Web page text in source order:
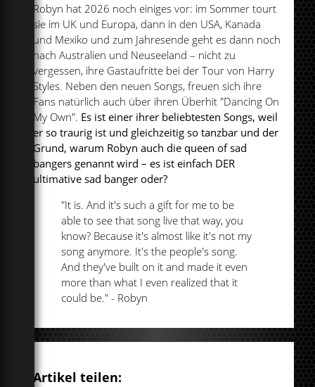
Robyn hat 2026 noch einiges vor: im Sommer tourt
sie im UK und Europa, dann in den USA, Kanada
und Mexiko und zum Jahresende geht es dann noch
nach Australien und Neuseeland – nicht zu
vergessen, ihre Gastaufritte bei der Tour von Harry
Styles. Neben den neuen Songs, freuen sich ihre
Fans natürlich auch über ihren Überhit "Dancing On
My Own". Es ist einer ihrer beliebtesten Songs, weil
er so traurig ist und gleichzeitig so tanzbar und der
Grund, warum Robyn auch die queen of sad
bangers genannt wird – es ist einfach DER
ultimative sad banger oder?
"It is. And it's such a gift for me to be
able to see that song live that way, you
know? Because it's almost like it's not my
song anymore. It's the people's song.
And they've built on it and made it even
more than what I even realized that it
could be." - Robyn
Artikel teilen: